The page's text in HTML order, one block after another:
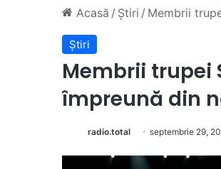
Acasă / Știri / Membrii
Știri
Membrii trupei
împreună din
radio.total septembrie 29,